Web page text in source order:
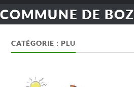
COMMUNE DE BOZ
CATÉGORIE :PLU